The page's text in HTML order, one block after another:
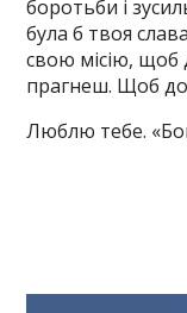
боротьби і
була б твоя
свою місію, щоб
прагнеш. Щоб
Люблю тебе.